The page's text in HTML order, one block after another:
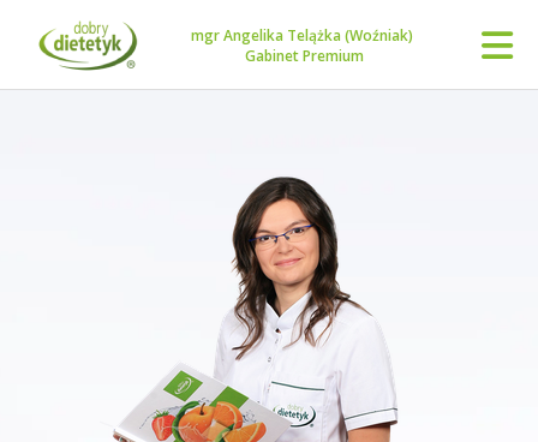
mgr Angelika Telążka (Woźniak)
Gabinet Premium